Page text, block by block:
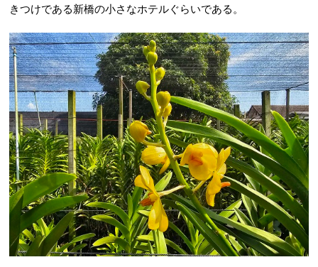
きつけである新橋の小さなホテルぐらいである。